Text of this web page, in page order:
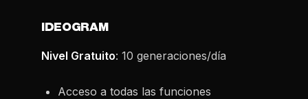
IDEOGRAM
Nivel Gratuito: 10 generaciones/día
Acceso a todas las funciones